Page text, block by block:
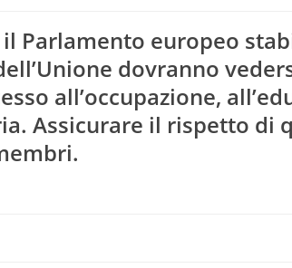
Parlamento europeo
dovranno
all’occupazione,
Assicurare il rispetto di